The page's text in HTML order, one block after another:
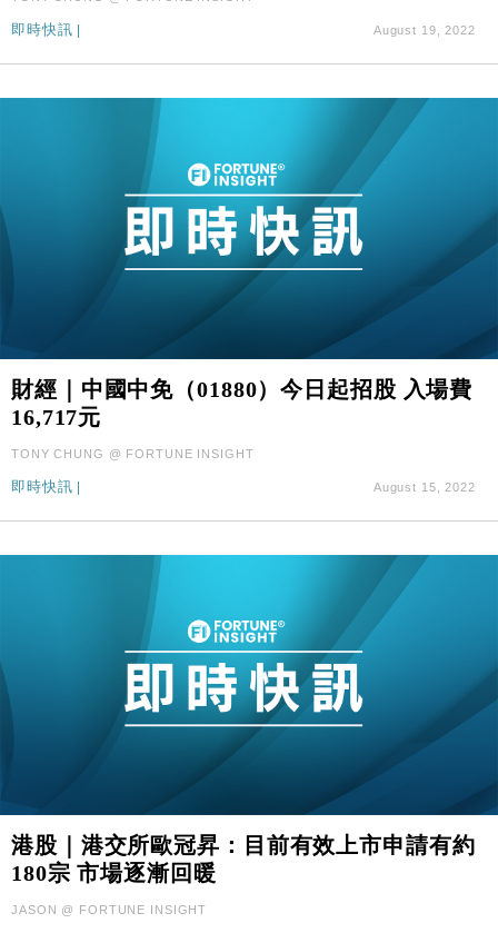
即時快訊 August 19, 2022
財經｜中國中免（01880）今日起招股 入場費
16,717元
TONY CHUNG @ FORTUNE INSIGHT
即時快訊 | August 15, 2022
港股｜港交所歐冠昇：目前有效上市申請有約
180宗 市場逐漸回暖
JASON @ FORTUNE INSIGHT